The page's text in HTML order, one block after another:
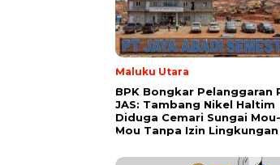
Maluku Utara
BPK Bongkar Pelanggaran
JAS: Tambang Nikel Haltim
Diduga Cemari Sungai Mou-
Mou Tanpa Izin Lingkungan